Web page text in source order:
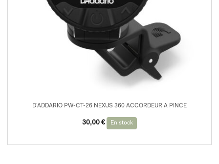
D’ADDARIO PW-CT-26 NEXUS 360 ACCORDEUR A PINCE
30,00 € En stock